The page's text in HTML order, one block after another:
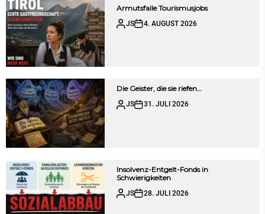
Armutsfalle Tourismusjobs
JS 4. AUGUST 2026
Die Geister, die sie riefen…
JS 31. JULI 2026
Insolvenz-Entgelt-Fonds in
Schwierigkeiten
JS 28. JULI 2026